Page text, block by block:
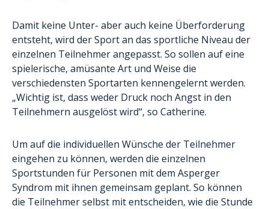
Damit keine Unter- aber auch keine Überforderung
entsteht, wird der Sport an das sportliche Niveau der
einzelnen Teilnehmer angepasst. So sollen auf eine
spielerische, amüsante Art und Weise die
verschiedensten Sportarten kennengelernt werden.
„Wichtig ist, dass weder Druck noch Angst in den
Teilnehmern ausgelöst wird“, so Catherine.
Um auf die individuellen Wünsche der Teilnehmer
eingehen zu können, werden die einzelnen
Sportstunden für Personen mit dem Asperger
Syndrom mit ihnen gemeinsam geplant. So können
die Teilnehmer selbst mit entscheiden, wie die Stunde